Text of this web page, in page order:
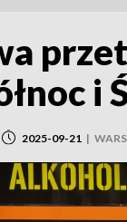
i
2025-09-21 |